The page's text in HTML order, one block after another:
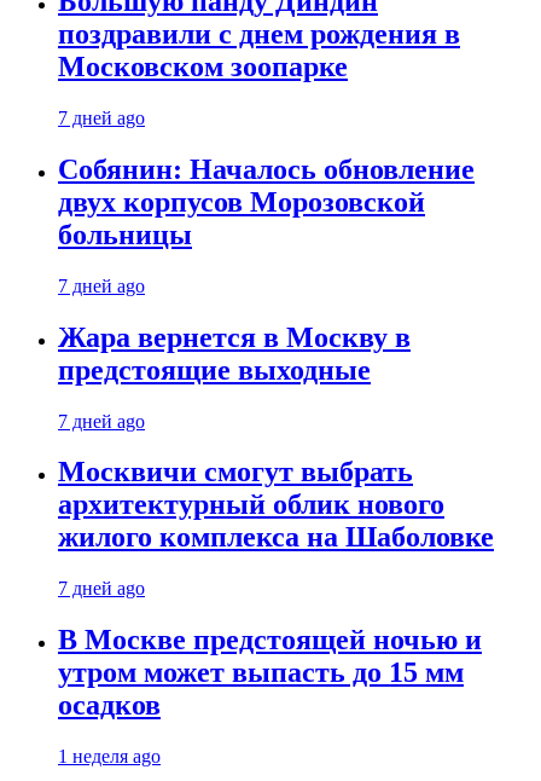
поздравили с днем рождения в
Московском зоопарке
7 дней ago
Собянин: Началось обновление
двух корпусов Морозовской
больницы
7 дней ago
Жара вернется в Москву в
предстоящие выходные
7 дней ago
Москвичи смогут выбрать
архитектурный облик нового
жилого комплекса на Шаболовке
7 дней ago
В Москве предстоящей ночью и
утром может выпасть до 15 мм
осадков
1 неделя ago